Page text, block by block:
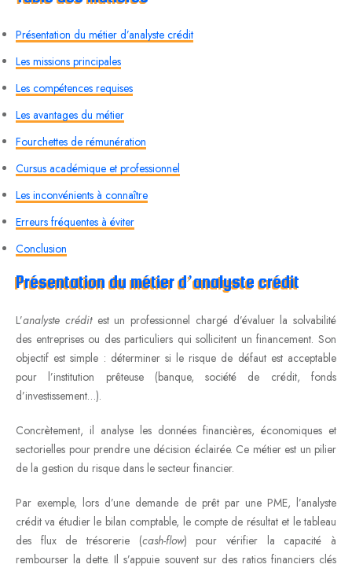
Présentation du métier d’analyste crédit
Les missions principales
Les compétences requises
Les avantages du métier
Fourchettes de rémunération
Cursus académique et professionnel
Les inconvénients à connaître
Erreurs fréquentes à éviter
Conclusion
Présentation du métier d’analyste crédit
L’analyste créditest un professionnel chargé d’évaluer la solvabilité
des entreprises ou des particuliers qui sollicitent un financement. Son
objectif est simple : déterminer si le risque de défaut est acceptable
pour l’institution prêteuse (banque, société de crédit, fonds
d’investissement…).
Concrètement, il analyse les données financières, économiques et
sectorielles pour prendre une décision éclairée. Ce métier est un pilier
de la gestion du risque dans le secteur financier.
Par exemple, lors d’une demande de prêt par une PME, l’analyste
crédit va étudier le bilan comptable, le compte de résultat et le tableau
des flux de trésorerie (cash-flow) pour vérifier la capacité à
rembourser la dette. Il s’appuie souvent sur des ratios financiers clés